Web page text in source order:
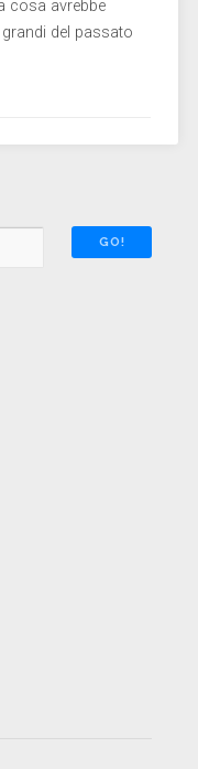
cosa avrebbe
del passato